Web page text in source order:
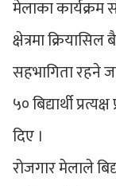
मेलाका
क्षेत्रमा
सहभागिता रहने
५० बिद्यार्थी
दिए ।
रोजगार मेलाले